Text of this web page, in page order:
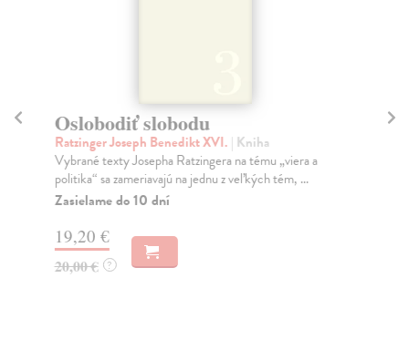
Oslobodiť slobodu
Ratzinger Joseph Benedikt XVI. | Kniha
Vybrané texty Josepha Ratzingera na tému „viera a
politika“ sa zame­riavajú na jednu z veľkých tém, ...
Zasielame do 10 dní
19,20 €
20,00 € ?